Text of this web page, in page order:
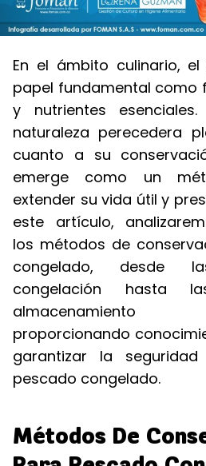
En el ámbito culinario,
papel fundamental como
y nutrientes
naturaleza perecedera
cuanto a su
emerge como un
extender su vida útil y
este artículo,
los métodos de
congelado, desde
congelación hasta
proporcionando
garantizar la
pescado congelado.
Métodos De